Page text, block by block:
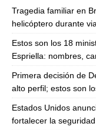
Tragedia familiar en
helicóptero durante
Estos son los 18
Espriella: nombres,
Primera decisión de
alto perfil; estos son
Estados Unidos
fortalecer la